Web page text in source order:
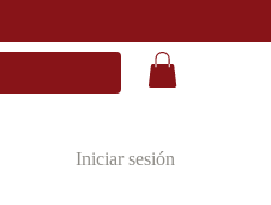
Iniciar sesión